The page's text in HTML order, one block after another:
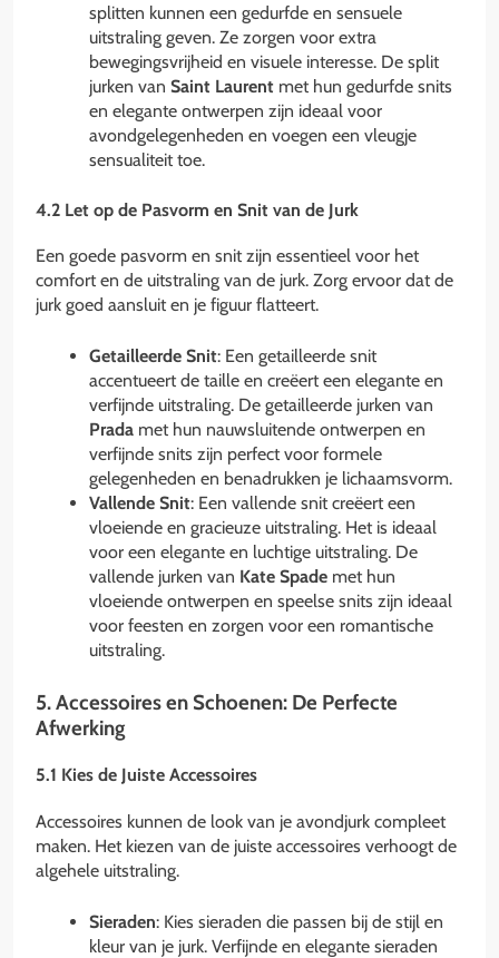
splitten kunnen een gedurfde en sensuele
uitstraling geven. Ze zorgen voor extra
bewegingsvrijheid en visuele interesse. De split
jurken van Saint Laurent met hun gedurfde snits
en elegante ontwerpen zijn ideaal voor
avondgelegenheden en voegen een vleugje
sensualiteit toe.
4.2 Let op de Pasvorm en Snit van de Jurk
Een goede pasvorm en snit zijn essentieel voor het
comfort en de uitstraling van de jurk. Zorg ervoor dat de
jurk goed aansluit en je figuur flatteert.
Getailleerde Snit: Een getailleerde snit
accentueert de taille en creëert een elegante en
verfijnde uitstraling. De getailleerde jurken van
Prada met hun nauwsluitende ontwerpen en
verfijnde snits zijn perfect voor formele
gelegenheden en benadrukken je lichaamsvorm.
Vallende Snit: Een vallende snit creëert een
vloeiende en gracieuze uitstraling. Het is ideaal
voor een elegante en luchtige uitstraling. De
vallende jurken van Kate Spade met hun
vloeiende ontwerpen en speelse snits zijn ideaal
voor feesten en zorgen voor een romantische
uitstraling.
5. Accessoires en Schoenen: De Perfecte
Afwerking
5.1 Kies de Juiste Accessoires
Accessoires kunnen de look van je avondjurk compleet
maken. Het kiezen van de juiste accessoires verhoogt de
algehele uitstraling.
Sieraden: Kies sieraden die passen bij de stijl en
kleur van je jurk. Verfijnde en elegante sieraden